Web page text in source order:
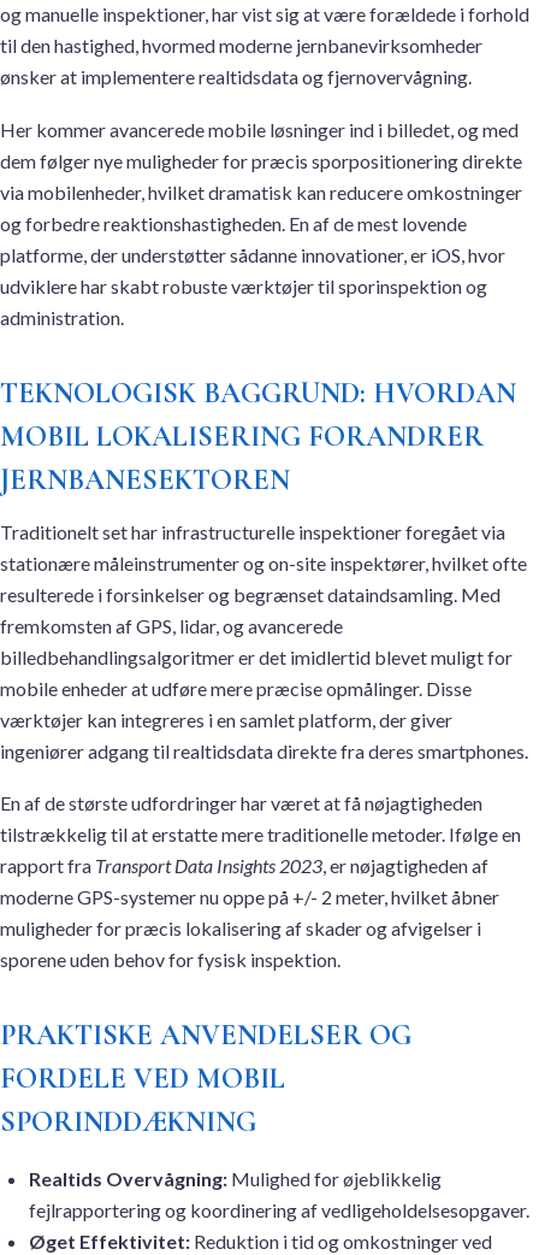
og manuelle inspektioner, har vist sig at være forældede i forhold
til den hastighed, hvormed moderne jernbanevirksomheder
ønsker at implementere realtidsdata og fjernovervågning.
Her kommer avancerede mobile løsninger ind i billedet, og med
dem følger nye muligheder for præcis sporpositionering direkte
via mobilenheder, hvilket dramatisk kan reducere omkostninger
og forbedre reaktionshastigheden. En af de mest lovende
platforme, der understøtter sådanne innovationer, er iOS, hvor
udviklere har skabt robuste værktøjer til sporinspektion og
administration.
TEKNOLOGISK BAGGRUND: HVORDAN
MOBIL LOKALISERING FORANDRER
JERNBANESEKTOREN
Traditionelt set har infrastructurelle inspektioner foregået via
stationære måleinstrumenter og on-site inspektører, hvilket ofte
resulterede i forsinkelser og begrænset dataindsamling. Med
fremkomsten af GPS, lidar, og avancerede
billedbehandlingsalgoritmer er det imidlertid blevet muligt for
mobile enheder at udføre mere præcise opmålinger. Disse
værktøjer kan integreres i en samlet platform, der giver
ingeniører adgang til realtidsdata direkte fra deres smartphones.
En af de største udfordringer har været at få nøjagtigheden
tilstrækkelig til at erstatte mere traditionelle metoder. Ifølge en
rapport fra Transport Data Insights 2023, er nøjagtigheden af
moderne GPS-systemer nu oppe på +/- 2 meter, hvilket åbner
muligheder for præcis lokalisering af skader og afvigelser i
sporene uden behov for fysisk inspektion.
PRAKTISKE ANVENDELSER OG
FORDELE VED MOBIL
SPORINDDÆKNING
Realtids Overvågning: Mulighed for øjeblikkelig
fejlrapportering og koordinering af vedligeholdelsesopgaver.
Øget Effektivitet: Reduktion i tid og omkostninger ved